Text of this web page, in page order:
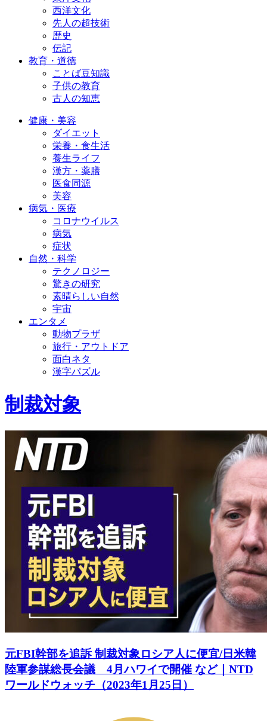
西洋文化
先人の超技術
歴史
伝記
教育・道徳
ことば豆知識
子供の教育
古人の知恵
健康・美容
ダイエット
栄養・食生活
養生ライフ
漢方・薬膳
医食同源
美容
病気・医療
コロナウイルス
病気
症状
自然・科学
テクノロジー
驚きの研究
素晴らしい自然
宇宙
エンタメ
動物プラザ
旅行・アウトドア
面白ネタ
漢字パズル
制裁対象
元FBI幹部を追訴 制裁対象ロシア人に便宜/日米韓
陸軍参謀総長会議 4月ハワイで開催 など｜NTD
ワールドウォッチ（2023年1月25日）